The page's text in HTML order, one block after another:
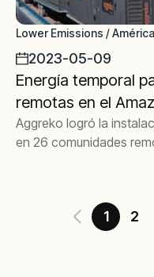
Lower Emissions /
2023-05-09
Energía temporal
remotas en el
Aggreko logró la
en 26 comunidades
1 2